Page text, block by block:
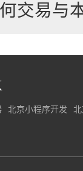
交易与
北京小程序开发